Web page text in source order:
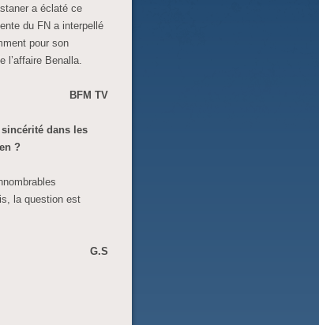
a éclaté ce
du FN a interpellé
pour son
l’affaire Benalla.
BFM TV
dans les
?
la question est
G.S